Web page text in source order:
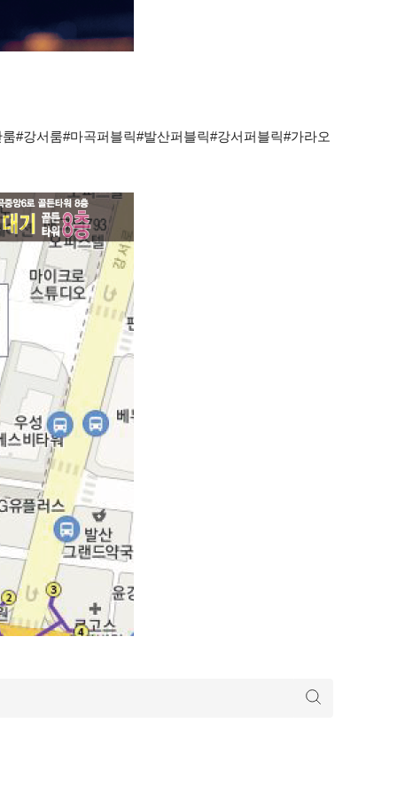
#강서룸#마곡퍼블릭#발산퍼블릭#강서퍼블릭#가라오